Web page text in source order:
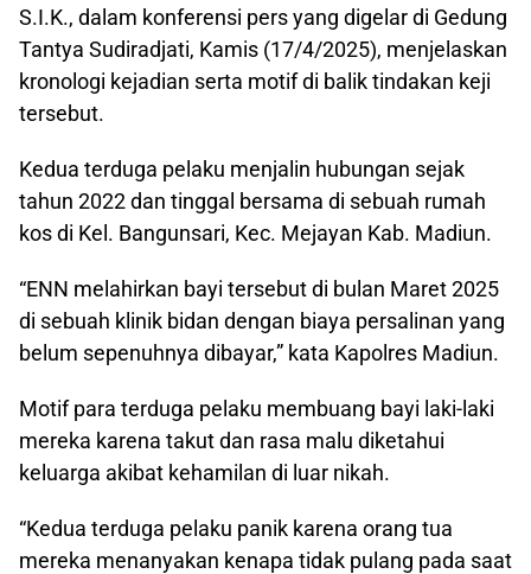
S.I.K., dalam konferensi pers yang digelar di Gedung
Tantya Sudiradjati, Kamis (17/4/2025), menjelaskan
kronologi kejadian serta motif di balik tindakan keji
tersebut.
Kedua terduga pelaku menjalin hubungan sejak
tahun 2022 dan tinggal bersama di sebuah rumah
kos di Kel. Bangunsari, Kec. Mejayan Kab. Madiun.
“ENN melahirkan bayi tersebut di bulan Maret 2025
di sebuah klinik bidan dengan biaya persalinan yang
belum sepenuhnya dibayar,” kata Kapolres Madiun.
Motif para terduga pelaku membuang bayi laki-laki
mereka karena takut dan rasa malu diketahui
keluarga akibat kehamilan di luar nikah.
“Kedua terduga pelaku panik karena orang tua
mereka menanyakan kenapa tidak pulang pada saat